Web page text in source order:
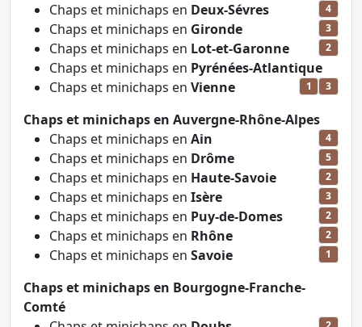
Chaps et minichaps en Deux-Sévres 4
Chaps et minichaps en Gironde 3
Chaps et minichaps en Lot-et-Garonne 2
Chaps et minichaps en Pyrénées-Atlantique
3
Chaps et minichaps en Vienne 1
Chaps et minichaps en Auvergne-Rhône-Alpes
Chaps et minichaps en Ain 4
Chaps et minichaps en Drôme 5
Chaps et minichaps en Haute-Savoie 2
Chaps et minichaps en Isère 3
Chaps et minichaps en Puy-de-Domes 2
Chaps et minichaps en Rhône 2
Chaps et minichaps en Savoie 1
Chaps et minichaps en Bourgogne-Franche-
Comté